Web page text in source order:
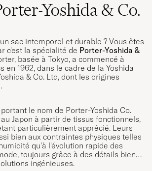
Yoshida & Co.
sac intemporel et durable ? Vous êtes
c'est la spécialité de Porter-Yoshida &
basée à Tokyo, a commencé à
en 1962, dans le cadre de la Yoshida
& Co. Ltd, dont les origines
le nom de Porter-Yoshida Co.
Japon à partir de tissus fonctionnels,
particulièrement apprécié. Leurs
bien aux contraintes physiques telles
qu'à l'évolution rapide des
toujours grâce à des détails bien
ingénieuses.